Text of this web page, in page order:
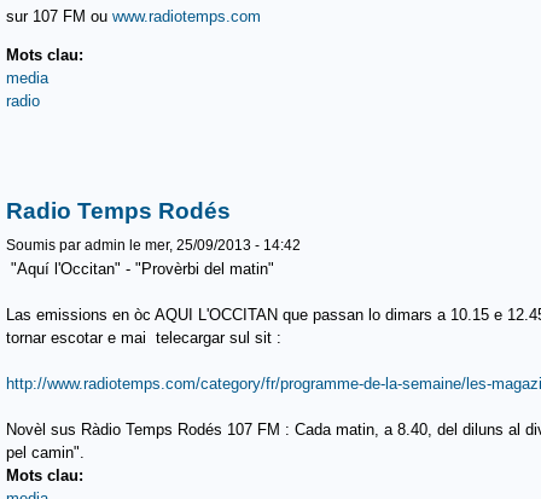
sur 107 FM ou www.radiotemps.com
Mots clau:
media
radio
Radio Temps Rodés
Soumis par admin le mer, 25/09/2013 - 14:42
"Aquí l'Occitan" - "Provèrbi del matin"
Las emissions en òc AQUI L'OCCITAN que passan lo dimars a 10.15 e
tornar escotar e mai telecargar sul sit :
http://www.radiotemps.com/category/fr/programme-de-la-semaine/les-
Novèl sus Ràdio Temps Rodés 107 FM : Cada matin, a 8.40, del diluns al
pel camin".
Mots clau: